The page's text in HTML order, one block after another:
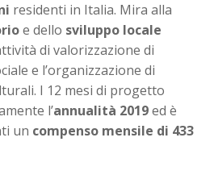
residenti in Italia. Mira alla
e dello sviluppo locale
di valorizzazione di
e l’organizzazione di
I 12 mesi di progetto
l’annualità 2019ed è
un compenso mensile di 433